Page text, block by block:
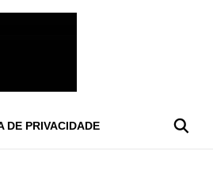
DE PRIVACIDADE